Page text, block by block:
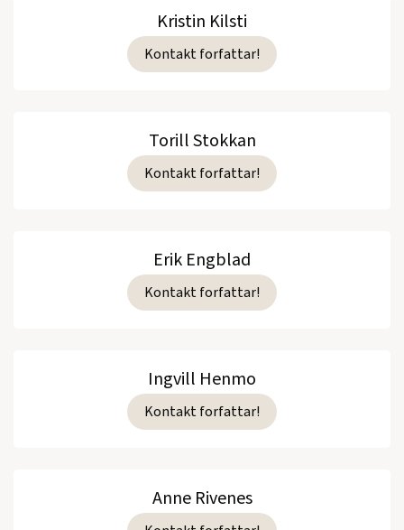
Kristin Kilsti
Kontakt forfattar!
Torill Stokkan
Kontakt forfattar!
Erik Engblad
Kontakt forfattar!
Ingvill Henmo
Kontakt forfattar!
Anne Rivenes